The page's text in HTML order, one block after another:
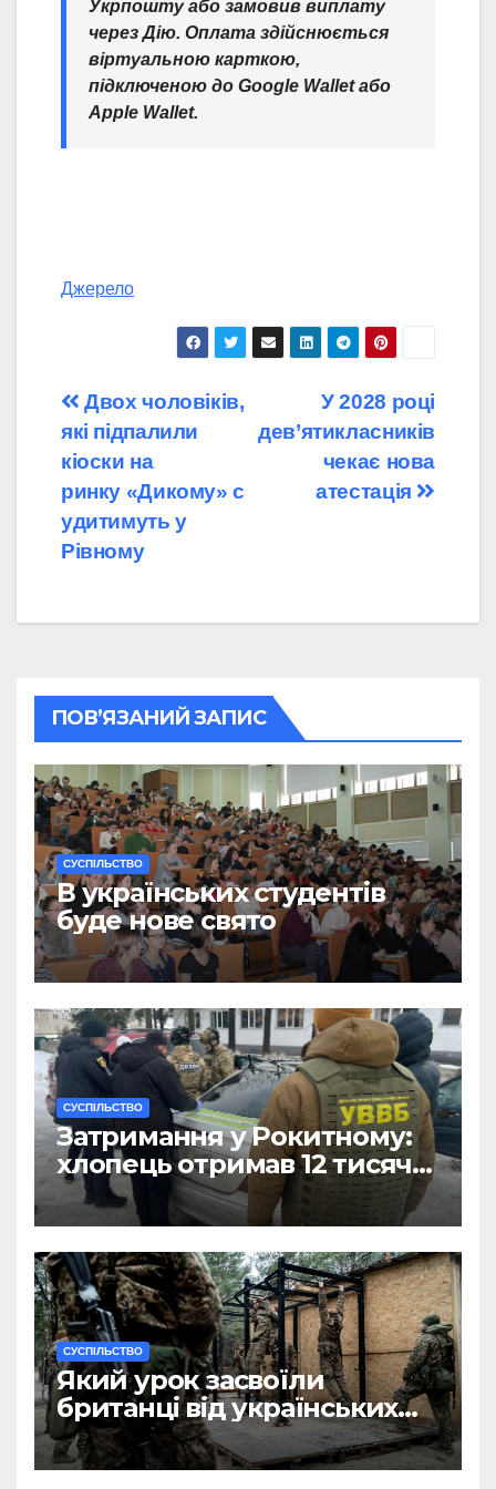
Укрпошту або замовив виплату
через Дію. Оплата здійснюється
віртуальною карткою,
підключеною до Google Wallet або
Apple Wallet.
Джерело
Навігація
записів
У 2028 році
дев’ятикласників
чекає нова
атестація
Двох чоловіків,
які підпалили
кіоски на
ринку «Дикому» с
удитимуть у
Рівному
ПОВ’ЯЗАНИЙ ЗАПИС
CУСПІЛЬСТВО
В українських студентів
буде нове свято
CУСПІЛЬСТВО
Затримання у Рокитному:
хлопець отримав 12 тисяч
Євро за допомогу
чоловікам
CУСПІЛЬСТВО
Який урок засвоїли
британці від українських
військових?